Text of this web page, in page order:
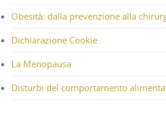
Obesità: dalla prevenzione alla
Dichiarazione Cookie
La Menopausa
Disturbi del comportamento